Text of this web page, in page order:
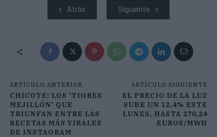
Atrás Siguiente
ARTÍCULO ANTERIOR
CHICOTE: LOS 'TIGRES
MEJILLÓN' QUE
TRIUNFAN ENTRE LAS
RECETAS MÁS VIRALES
DE INSTAGRAM
ARTÍCULO SIGUIENTE
EL PRECIO DE LA LUZ
SUBE UN 12,4% ESTE
LUNES, HASTA 270,24
EUROS/MWH